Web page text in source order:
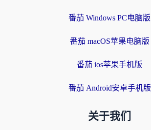
番茄 Windows PC电脑版
番茄 macOS苹果电脑版
番茄 ios苹果手机版
番茄 Android安卓手机版
关于我们